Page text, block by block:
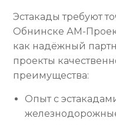
Эстакады требуют
Обнинске АМ-
как надёжный
проекты
преимущества:
Опыт с